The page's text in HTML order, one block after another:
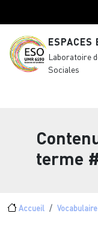
ESPACES
Laboratoire
Sociales
terme
Fil d'Ariane
Accueil Vocabulaire